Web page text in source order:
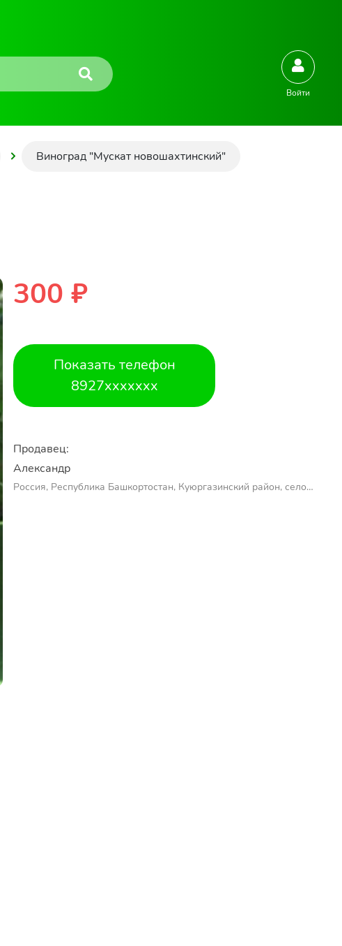
Войти
Виноград "Мускат новошахтинский"
300 ₽
Показать телефон
8927xxxxxxx
Продавец:
Александр
Россия, Республика Башкортостан, Куюргазинский район, село